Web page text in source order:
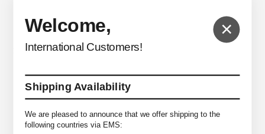
×
Welcome,
International Customers!
Shipping Availability
We are pleased to announce that we offer shipping to the
following countries via EMS:
＜TEÄTORA＞より「PACKBLE」のWallet Jacket Plusをご紹介します。
旅の帰路、増えがちな荷物の中に、 コンパクトに丸めてポンと投げ込める
るパッカブルポケットに収納が可能でビジネスにも耐える面を持ちなが
ら、 機内ではリラックスでき、雑に扱えるタフさが魅力です。
こちらのWallet Jacket は定番的にリリースされているDevice Jacket を
よりタウンユースで着て頂けるようにアレンジされた一着になります。外